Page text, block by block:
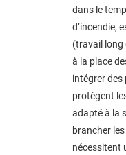
dans le
d’incendie,
(travail long
à la place
intégrer
protègent
adapté à la
brancher
nécessitent